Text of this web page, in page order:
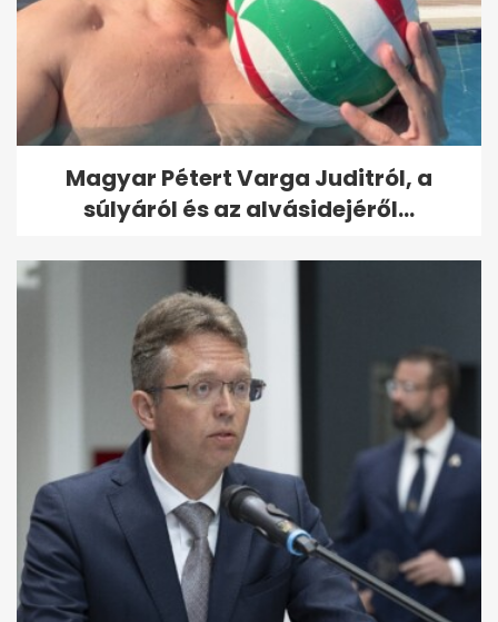
Magyar Pétert Varga Juditról, a
súlyáról és az alvásidejéről...